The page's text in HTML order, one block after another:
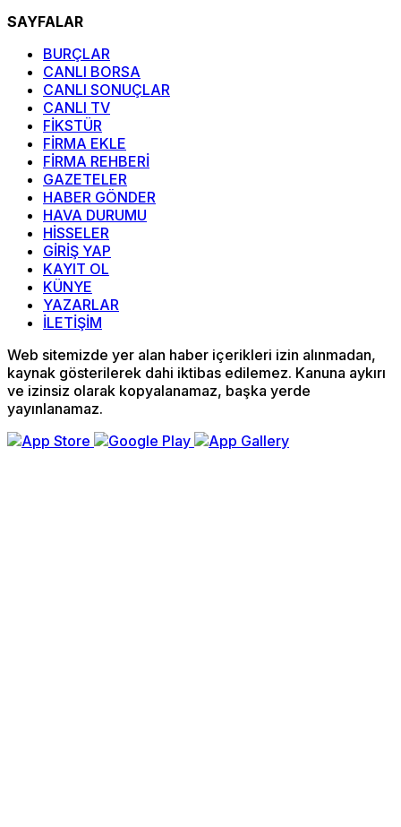
SAYFALAR
BURÇLAR
CANLI BORSA
CANLI SONUÇLAR
CANLI TV
FİKSTÜR
FİRMA EKLE
FİRMA REHBERİ
GAZETELER
HABER GÖNDER
HAVA DURUMU
HİSSELER
GİRİŞ YAP
KAYIT OL
KÜNYE
YAZARLAR
İLETİŞİM
Web sitemizde yer alan haber içerikleri izin alınmadan,
kaynak gösterilerek dahi iktibas edilemez. Kanuna aykırı
ve izinsiz olarak kopyalanamaz, başka yerde
yayınlanamaz.